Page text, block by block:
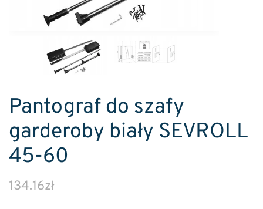
Pantograf do szafy
garderoby biały SEVROLL
45-60
134.16zł